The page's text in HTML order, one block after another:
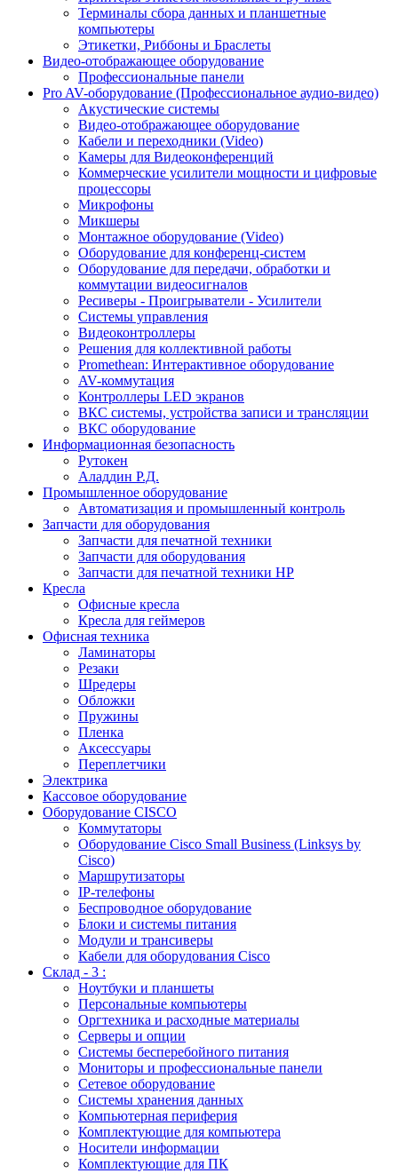
Терминалы сбора данных и планшетные
компьютеры
Этикетки, Риббоны и Браслеты
Видео-отображающее оборудование
Профессиональные панели
Pro AV-оборудование (Профессиональное аудио-видео)
Акустические системы
Видео-отображающее оборудование
Кабели и переходники (Video)
Камеры для Видеоконференций
Коммерческие усилители мощности и цифровые
процессоры
Микрофоны
Микшеры
Монтажное оборудование (Video)
Оборудование для конференц-систем
Оборудование для передачи, обработки и
коммутации видеосигналов
Ресиверы - Проигрыватели - Усилители
Системы управления
Видеоконтроллеры
Решения для коллективной работы
Promethean: Интерактивное оборудование
AV-коммутация
Контроллеры LED экранов
ВКС системы, устройства записи и трансляции
ВКС оборудование
Информационная безопасность
Рутокен
Аладдин Р.Д.
Промышленное оборудование
Автоматизация и промышленный контроль
Запчасти для оборудования
Запчасти для печатной техники
Запчасти для оборудования
Запчасти для печатной техники HP
Кресла
Офисные кресла
Кресла для геймеров
Офисная техника
Ламинаторы
Резаки
Шредеры
Обложки
Пружины
Пленка
Аксессуары
Переплетчики
Электрика
Кассовое оборудование
Оборудование CISCO
Коммутаторы
Оборудование Cisco Small Business (Linksys by
Cisco)
Маршрутизаторы
IP-телефоны
Беспроводное оборудование
Блоки и системы питания
Модули и трансиверы
Кабели для оборудования Cisco
Склад - 3 :
Ноутбуки и планшеты
Персональные компьютеры
Оргтехника и расходные материалы
Серверы и опции
Системы бесперебойного питания
Мониторы и профессиональные панели
Сетевое оборудование
Системы хранения данных
Компьютерная периферия
Комплектующие для компьютера
Носители информации
Комплектующие для ПК